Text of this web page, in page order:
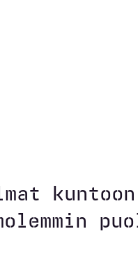
kuntoon